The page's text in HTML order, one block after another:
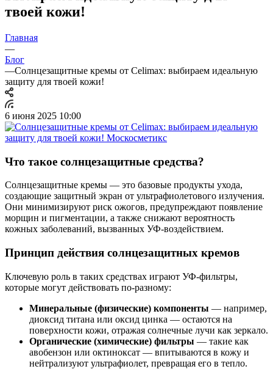
твоей кожи!
Главная
—
Блог
—Солнцезащитные кремы от Celimax: выбираем идеальную
защиту для твоей кожи!
6 июня 2025 10:00
Что такое солнцезащитные средства?
Солнцезащитные кремы — это базовые продукты ухода,
создающие защитный экран от ультрафиолетового излучения.
Они минимизируют риск ожогов, предупреждают появление
морщин и пигментации, а также снижают вероятность
кожных заболеваний, вызванных УФ-воздействием.
Принцип действия солнцезащитных кремов
Ключевую роль в таких средствах играют УФ-фильтры,
которые могут действовать по-разному:
Минеральные (физические) компоненты — например,
диоксид титана или оксид цинка — остаются на
поверхности кожи, отражая солнечные лучи как зеркало.
Органические (химические) фильтры — такие как
авобензон или октиноксат — впитываются в кожу и
нейтрализуют ультрафиолет, превращая его в тепло.